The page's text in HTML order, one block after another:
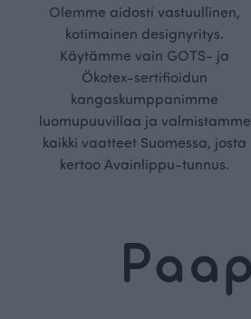
Olemme aidosti vastuullinen,
kotimainen designyritys.
Käytämme vain GOTS- ja
Ökotex-sertifioidun
kangaskumppanimme
luomupuuvillaa ja valmistamme
kaikki vaatteet Suomessa, josta
kertoo Avainlippu-tunnus.